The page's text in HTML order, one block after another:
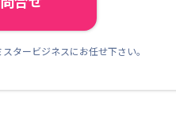
タービジネスにお任せ下さい。